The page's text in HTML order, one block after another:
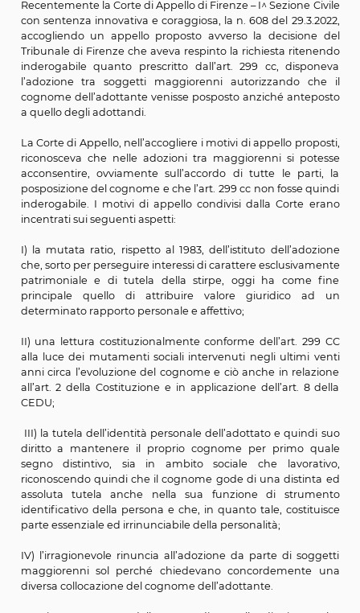
collocamento fosse prima o dopo. La riforma del 1983
quindi questa rigida impostazione stabilendo che il
dell’adottante venisse anteposto.
Ciò ha creato non pochi problemi da parte di chi
adottato, per il fatto che il proprio cognome di origine
posto in secondo piano rispetto a quello dell’adottante.
Recentemente la Corte di Appello di Firenze – I^
con sentenza innovativa e coraggiosa, la n. 608 del
accogliendo un appello proposto avverso la
Tribunale di Firenze che aveva respinto la richiesta
inderogabile quanto prescritto dall’art. 299 cc,
l’adozione tra soggetti maggiorenni
cognome dell’adottante venisse posposto anziché
a quello degli adottandi.
La Corte di Appello, nell’accogliere i motivi di appello
acconsentire, ovviamente sull’accordo di tutte le
posposizione del cognome e che l’art. 299 cc non
inderogabile. I motivi di appello condivisi dalla
incentrati sui seguenti aspetti:
I) la mutata ratio, rispetto al 1983, dell’istituto
che, sorto per perseguire interessi di carattere
patrimoniale e di tutela della stirpe, oggi ha
principale quello di attribuire valore giuridico
determinato rapporto personale e affettivo;
II) una lettura costituzionalmente conforme dell’art.
alla luce dei mutamenti sociali intervenuti negli
anni circa l’evoluzione del cognome e ciò anche in